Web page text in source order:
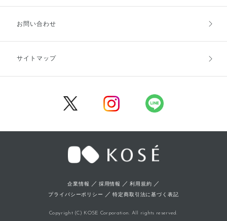
お支払方法
キャンセル・返品・交換
お問い合わせ
サイトマップ
企業情報 ／ 採用情報 ／利用規約 ／
プライバシーポリシー ／特定商取引法に基づく表記
Copyright (C) KOSE Corporation. All rights reserved.